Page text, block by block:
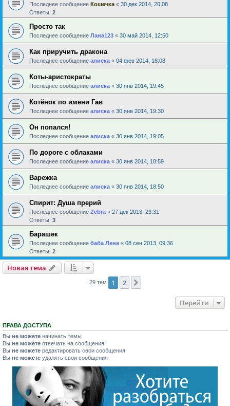
Последнее сообщение Кошечка « 30 дек 2014, 20:08
Ответы: 2
Просто так
Последнее сообщение Лана123 « 30 май 2014, 12:50
Как приручить дракона
Последнее сообщение алиска « 04 фев 2014, 18:08
Коты-аристократы
Последнее сообщение алиска « 30 янв 2014, 19:45
Котёнок по имени Гав
Последнее сообщение алиска « 30 янв 2014, 19:30
Он попался!
Последнее сообщение алиска « 30 янв 2014, 19:05
По дороге с облаками
Последнее сообщение алиска « 30 янв 2014, 18:59
Варежка
Последнее сообщение алиска « 30 янв 2014, 18:50
Спирит: Душа прерий
Последнее сообщение Zebra « 27 дек 2013, 23:31
Ответы: 3
Барашек
Последнее сообщение баба Лена « 08 сен 2013, 09:36
Ответы: 2
Новая тема
29 тем 1 2
Перейти
ПРАВА ДОСТУПА
Вы не можете начинать темы
Вы не можете отвечать на сообщения
Вы не можете редактировать свои сообщения
Вы не можете удалять свои сообщения